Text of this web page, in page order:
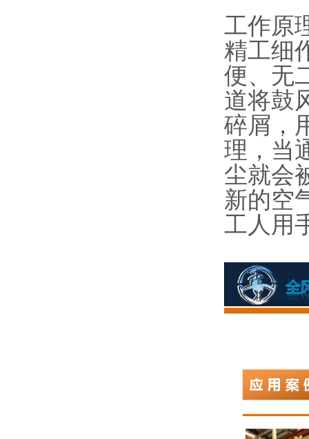
工作原
精工细
便、无
道将鼓
碎屑，
理，当
尘就会
新的空
工人用